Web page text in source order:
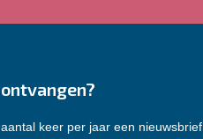
keer per jaar een nieuwsbrief